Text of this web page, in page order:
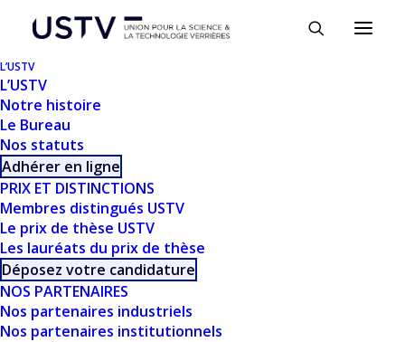
L’USTV
L’USTV
Notre histoire
Le Bureau
Nos statuts
Adhérer en ligne
PRIX ET DISTINCTIONS
Membres distingués USTV
Le prix de thèse USTV
Les lauréats du prix de thèse
Déposez votre candidature
NOS PARTENAIRES
Nos partenaires industriels
Nos partenaires institutionnels
VOIR SUR YOUTUBE
Télécharger